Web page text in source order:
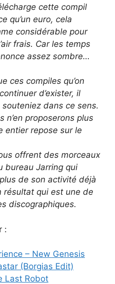
cette compil
qu’un euro, cela
considérable pour
frais. Car les temps
assez sombre…
ces compiles qu’on
d’exister, il
dans ce sens.
n’en proposerons plus
entier repose sur le
offrent des morceaux
bureau Jarring qui
de son activité déjà
résultat qui est une de
discographiques.
:
– New Genesis
(Borgias Edit)
Last Robot